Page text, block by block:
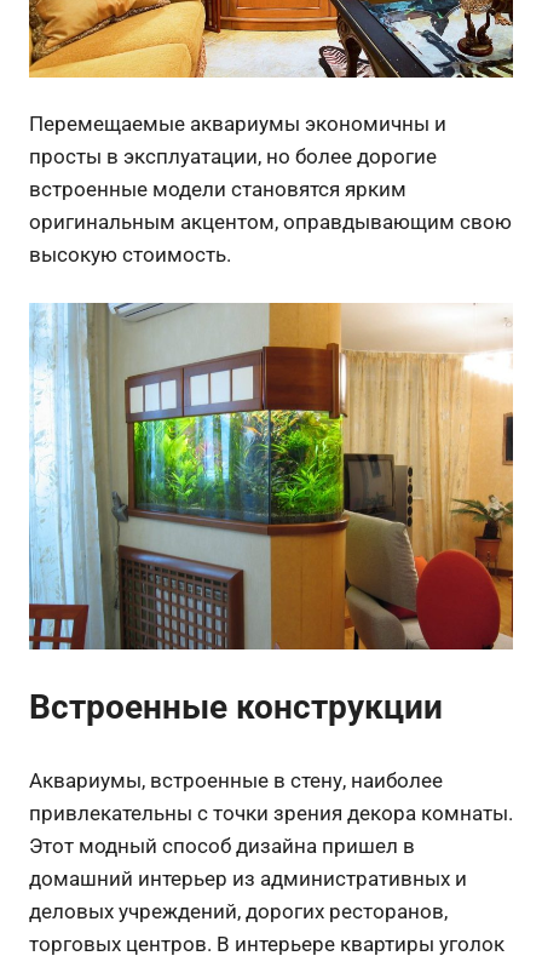
Перемещаемые аквариумы экономичны и
просты в эксплуатации, но более дорогие
встроенные модели становятся ярким
оригинальным акцентом, оправдывающим свою
высокую стоимость.
Встроенные конструкции
Аквариумы, встроенные в стену, наиболее
привлекательны с точки зрения декора комнаты.
Этот модный способ дизайна пришел в
домашний интерьер из административных и
деловых учреждений, дорогих ресторанов,
торговых центров. В интерьере квартиры уголок